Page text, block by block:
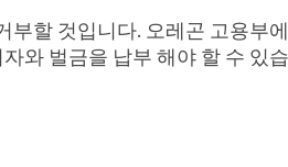
할 것입니다. 오레곤 고용부
와 벌금을 납부 해야 할 수 있